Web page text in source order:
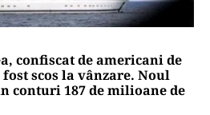
confiscat de americani de
scos la vânzare. Noul
conturi 187 de milioane de